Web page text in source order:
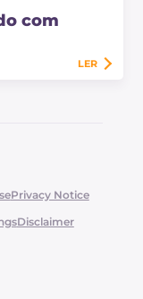
com
LER
Privacy Notice
Disclaimer